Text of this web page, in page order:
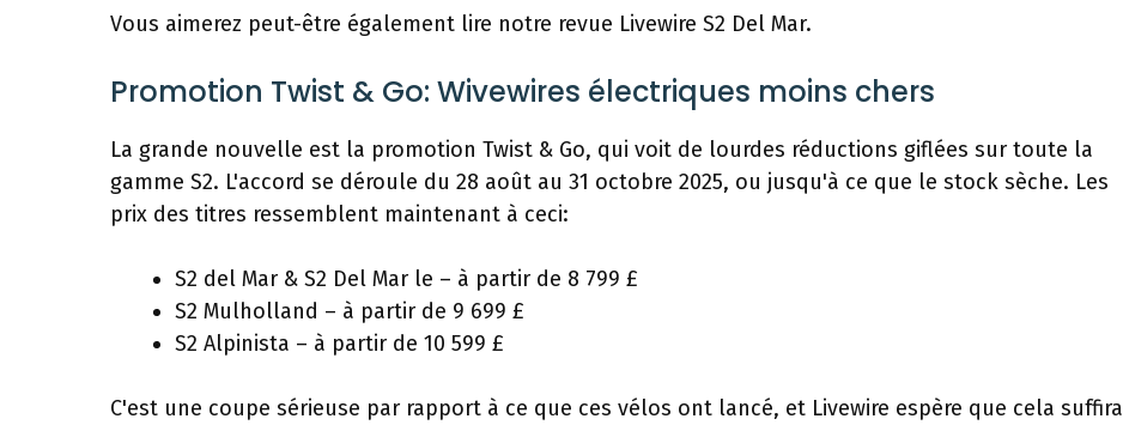
Vous aimerez peut-être également lire notre revue Livewire S2 Del Mar.
Promotion Twist & Go: Wivewires électriques moins chers
La grande nouvelle est la promotion Twist & Go, qui voit de lourdes réductions giflées sur toute la
gamme S2. L'accord se déroule du 28 août au 31 octobre 2025, ou jusqu'à ce que le stock sèche. Les
prix des titres ressemblent maintenant à ceci:
S2 del Mar & S2 Del Mar le – à partir de 8 799 £
S2 Mulholland – à partir de 9 699 £
S2 Alpinista – à partir de 10 599 £
C'est une coupe sérieuse par rapport à ce que ces vélos ont lancé, et Livewire espère que cela suffira